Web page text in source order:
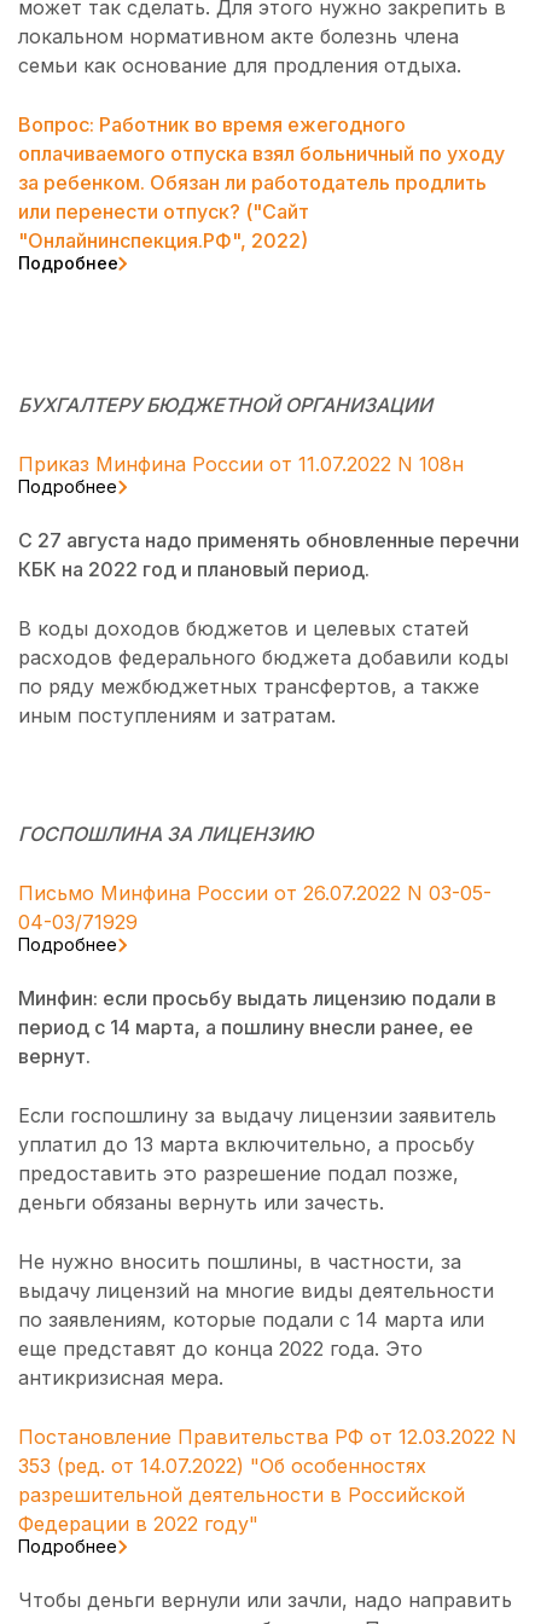
может так сделать. Для этого нужно закрепить в
локальном нормативном акте болезнь члена
семьи как основание для продления отдыха.
Вопрос: Работник во время ежегодного
оплачиваемого отпуска взял больничный по уходу
за ребенком. Обязан ли работодатель продлить
или перенести отпуск? ("Сайт
"Онлайнинспекция.РФ", 2022)
Подробнее
БУХГАЛТЕРУ БЮДЖЕТНОЙ ОРГАНИЗАЦИИ
Приказ Минфина России от 11.07.2022 N 108н
Подробнее
С 27 августа надо применять обновленные перечни
КБК на 2022 год и плановый период.
В коды доходов бюджетов и целевых статей
расходов федерального бюджета добавили коды
по ряду межбюджетных трансфертов, а также
иным поступлениям и затратам.
ГОСПОШЛИНА ЗА ЛИЦЕНЗИЮ
Письмо Минфина России от 26.07.2022 N 03-05-
04-03/71929
Подробнее
Минфин: если просьбу выдать лицензию подали в
период с 14 марта, а пошлину внесли ранее, ее
вернут.
Если госпошлину за выдачу лицензии заявитель
уплатил до 13 марта включительно, а просьбу
предоставить это разрешение подал позже,
деньги обязаны вернуть или зачесть.
Не нужно вносить пошлины, в частности, за
выдачу лицензий на многие виды деятельности
по заявлениям, которые подали с 14 марта или
еще представят до конца 2022 года. Это
антикризисная мера.
Постановление Правительства РФ от 12.03.2022 N
353 (ред. от 14.07.2022) "Об особенностях
разрешительной деятельности в Российской
Федерации в 2022 году"
Подробнее
Чтобы деньги вернули или зачли, надо направить